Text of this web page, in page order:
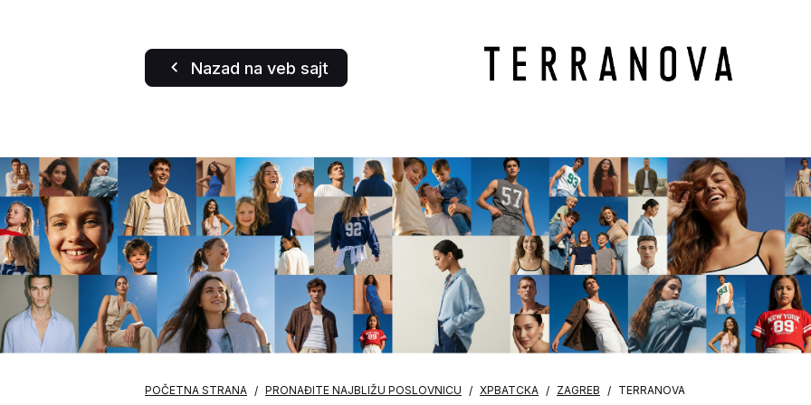
Nazad na veb sajt
POČETNA STRANA PRONAĐITE NAJBLIŽU POSLOVNICU ХРВАТСКА ZAGREB TERRANOVA